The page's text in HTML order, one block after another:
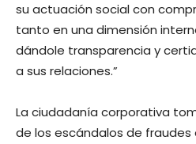
su actuación social con
tanto en una dimensión
dándole transparencia y
a sus relaciones.”
La ciudadanía corporativa
de los escándalos de fraudes